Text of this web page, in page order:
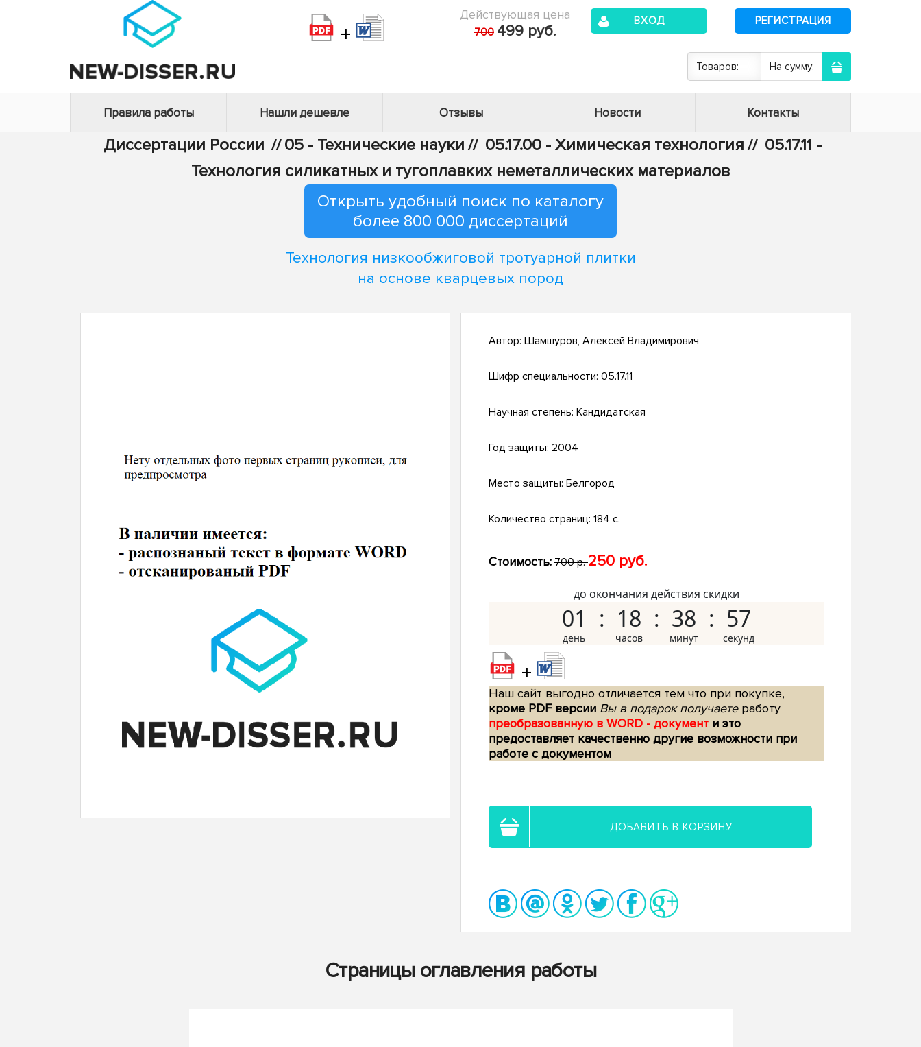
+
Действующая цена
700 499 руб.
ВХОД РЕГИСТРАЦИЯ
Товаров: На сумму:
Правила работы Нашли дешевле Отзывы Новости Контакты
Диссертации России // 05 - Технические науки // 05.17.00 - Химическая технология // 05.17.11 -
Технология силикатных и тугоплавких неметаллических материалов
Открыть удобный поиск по каталогу
более 800 000 диссертаций
Технология низкообжиговой тротуарной плитки
на основе кварцевых пород
Автор: Шамшуров, Алексей Владимирович
Шифр специальности: 05.17.11
Научная степень: Кандидатская
Год защиты: 2004
Место защиты: Белгород
Количество страниц: 184 с.
Стоимость: 700 р.250 руб.
до окончания действия скидки
01 18 38 56
+
Наш сайт выгодно отличается тем что при покупке,
кроме PDF версии Вы в подарок получаетеработу
преобразованную в WORD - документ и это
предоставляет качественно другие возможности при
работе с документом
ДОБАВИТЬ В КОРЗИНУ
Страницы оглавления работы